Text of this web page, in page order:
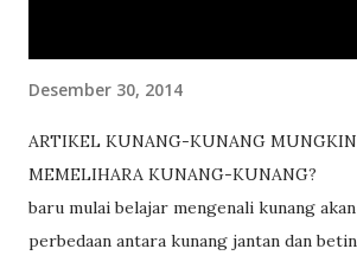
Desember 30, 2014
ARTIKEL KUNANG-KUNANG
MEMELIHARA KUNANG-
baru mulai belajar mengenali kunang
perbedaan antara kunang jantan dan